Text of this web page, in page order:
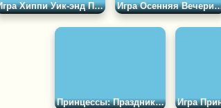
Игра Хиппи Уик-энд Принцесс Игра Осенняя
Принцессы: Праздник в Стиле Эмоджи